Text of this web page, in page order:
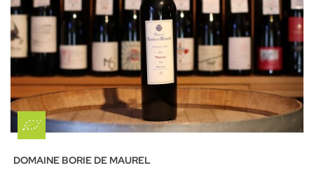
DOMAINE BORIE DE MAUREL